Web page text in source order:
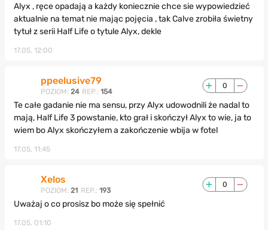
Alyx , ręce opadają a każdy koniecznie chce sie wypowiedzieć
aktualnie na temat nie mając pojęcia , tak Calve zrobiła świetny
tytuł z serii Half Life o tytule Alyx, dekle
17.05, 12:00
ppeelusive79
POZIOM: 24 REP.: 154
0
Te całe gadanie nie ma sensu, przy Alyx udowodnili że nadal to
mają, Half Life 3 powstanie, kto grał i skończył Alyx to wie, ja to
wiem bo Alyx skończyłem a zakończenie wbija w fotel
17.05, 11:45
Xelos
POZIOM: 21 REP.: 193
0
Uważaj o co prosisz bo może się spełnić
17.05, 01:10